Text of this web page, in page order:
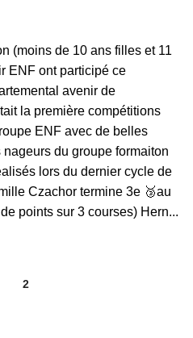
(moins de 10 ans filles et 11
ENF ont participé ce
avenir de
la première compétitions
ENF avec de belles
du groupe formaiton
lors du dernier cycle de
Czachor termine 3e 🥉au
points sur 3 courses) Hern...
2